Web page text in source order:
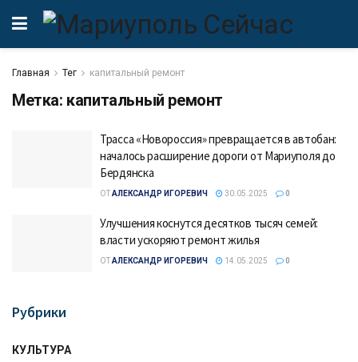
Главная Тег капитальный ремонт
Метка: капитальный ремонт
Трасса «Новороссия» превращается в автобан:
началось расширение дороги от Мариуполя до
Бердянска
ОТАЛЕКСАНДР ИГОРЕВИЧ 30.05.2025 0
Улучшения коснутся десятков тысяч семей:
власти ускоряют ремонт жилья
ОТАЛЕКСАНДР ИГОРЕВИЧ 14.05.2025 0
Рубрики
КУЛЬТУРА